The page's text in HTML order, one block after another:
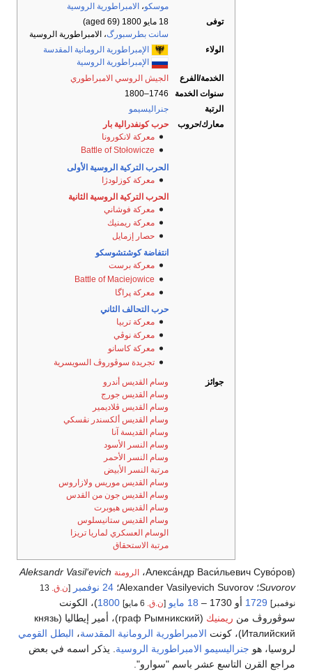
موسكو، الامبراطورية الروسية
توفى
18 مايو 1800
(aged 69)
سانت بطرسبورگ، الامبراطورية الروسية
الولاء
الإمبراطورية الرومانية المقدسة
الإمبراطورية الروسية
الخدمة/الفرع
الجيش الروسي الامبراطوري
سنوات الخدمة
1746–1800
الرتبة
جنراليسيمو
معارك/حروب
حرب كونفدرالية بار
معركة لانكورونا
Battle of Stołowicze
الحرب التركية الروسية الأولى
معركة كوزلودژا
الحرب التركية الروسية الثانية
معركة فوشاني
معركة ريمنيك
حصار إزمايل
انتفاضة كوشتشوسكو
معركة برست
Battle of Maciejowice
معركة پراگا
حرب التحالف الثاني
معركة تربيا
معركة نوڤي
معركة كاسانو
تجريدة سوڤوروڤ السويسرية
جوائز
وسام القديس أندرو
وسام القديس جورج
وسام القديس ڤلاديمير
وسام القديس ألكسندر نڤسكي
وسام القديسة آنا
وسام النسر الأسود
وسام النسر الأحمر
مرتبة النسر الأبيض
وسام القديس موريس ولازاروس
وسام القديس جون من القدس
وسام القديس هيوبرت
وسام القديس ستانيسلوس
الوسام العسكري لماريا تريزا
مرتبة الاستحقاق
(
Алекса́ндр Васи́льевич Суво́ров، الرومنة Aleksandr Vasil‘evich
Suvorov؛ Alexander Vasilyevich Suvorov؛ 24 نوفمبر [ن.ق. 13
نوفمبر] 1729 أو 1730 – 18 مايو [ن.ق. 1800)، الكونت
سوڤوروڤ من ريمنيك (
граф Рымникский)، أمير إيطاليا (князь
Италийский)، كونت الامبراطورية الرومانية المقدسة، البطل القومي
لروسيا، هو جنراليسيمو الامبراطورية الروسية. يذكر اسمه في بعض
مراجع القرن التاسع عشر باسم "سوارو".